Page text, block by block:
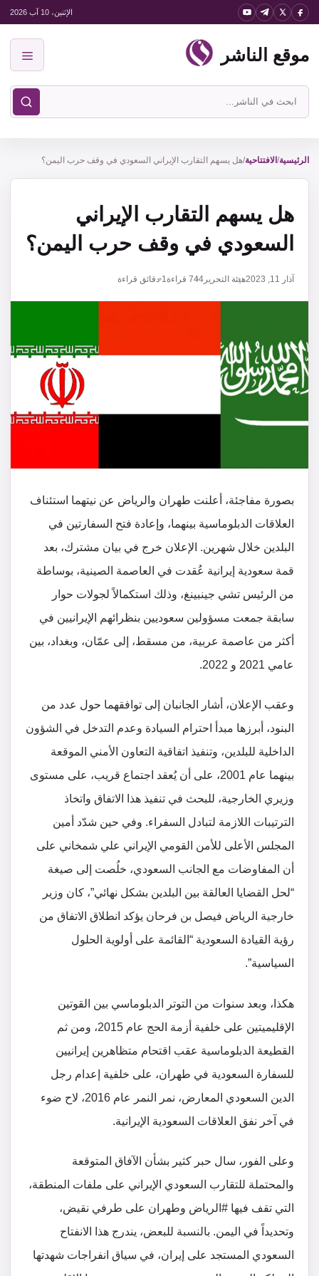
انتقل
المحتوى
الإثنين، 10 آب 2026
موقع الناشر
ابحث
في
الناشر
الرئيسية/ الافتتاحية/هل يسهم التقارب الإيراني السعودي في وقف حرب اليمن؟
هل يسهم التقارب الإيراني
السعودي في وقف حرب اليمن؟
آذار 11, 2023 هيئة التحرير 744 قراءة1 دقائق قراءة
بصورة مفاجئة، أعلنت طهران والرياض عن نيتهما استئناف
العلاقات الدبلوماسية بينهما، وإعادة فتح السفارتين في
البلدين خلال شهرين. الإعلان خرج في بيان مشترك، بعد
قمة سعودية إيرانية عُقدت في العاصمة الصينية، بوساطة
من الرئيس تشي جينبينغ، وذلك استكمالاً لجولات حوار
سابقة جمعت مسؤولين سعوديين بنظرائهم الإيرانيين في
أكثر من عاصمة عربية، من مسقط، إلى عمّان، وبغداد، بين
عامي 2021 و 2022.
وعقب الإعلان، أشار الجانبان إلى توافقهما حول عدد من
البنود، أبرزها مبدأ احترام السيادة وعدم التدخل في الشؤون
الداخلية للبلدين، وتنفيذ اتفاقية التعاون الأمني الموقعة
بينهما عام 2001، على أن يُعقد اجتماع قريب، على مستوى
وزيري الخارجية، للبحث في تنفيذ هذا الاتفاق واتخاذ
الترتيبات اللازمة لتبادل السفراء. وفي حين شدّد أمين
المجلس الأعلى للأمن القومي الإيراني علي شمخاني على
أن المفاوضات مع الجانب السعودي، خلُصت إلى صيغة
“لحل القضايا العالقة بين البلدين بشكل نهائي”، كان وزير
خارجية الرياض فيصل بن فرحان يؤكد انطلاق الاتفاق من
رؤية القيادة السعودية “القائمة على أولوية الحلول
السياسية”.
هكذا، وبعد سنوات من التوتر الدبلوماسي بين القوتين
الإقليميتين على خلفية أزمة الحج عام 2015، ومن ثم
القطيعة الدبلوماسية عقب اقتحام متظاهرين إيرانيين
للسفارة السعودية في طهران، على خلفية إعدام رجل
الدين السعودي المعارض، نمر النمر عام 2016، لاح ضوء
في آخر نفق العلاقات السعودية الإيرانية.
وعلى الفور، سال حبر كثير بشأن الآفاق المتوقعة
والمحتملة للتقارب السعودي الإيراني على ملفات المنطقة،
التي تقف فيها #الرياض وطهران على طرفي نقيض،
وتحديداً في اليمن. بالنسبة للبعض، يندرج هذا الانفتاح
السعودي المستجد على إيران، في سياق انفراجات شهدتها